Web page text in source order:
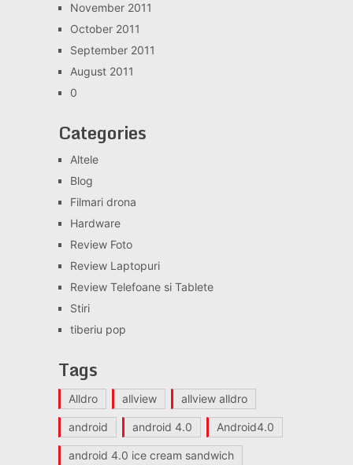
November 2011
October 2011
September 2011
August 2011
0
Categories
Altele
Blog
Filmari drona
Hardware
Review Foto
Review Laptopuri
Review Telefoane si Tablete
Stiri
tiberiu pop
Tags
Alldro allview allview alldro
android android 4.0 Android4.0
android 4.0 ice cream sandwich